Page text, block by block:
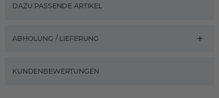
DAZU PASSENDE ARTIKEL
ABHOLUNG / LIEFERUNG
KUNDENBEWERTUNGEN